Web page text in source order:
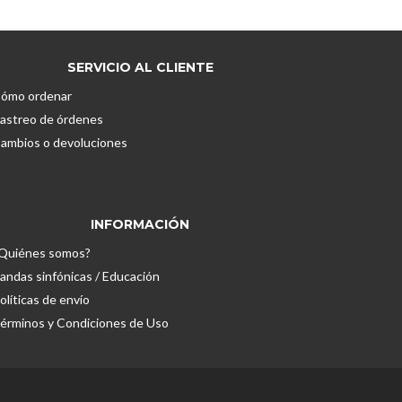
SERVICIO AL CLIENTE
ordenar
de órdenes
o devoluciones
INFORMACIÓN
somos?
sinfónicas / Educación
de envío
y Condiciones de Uso